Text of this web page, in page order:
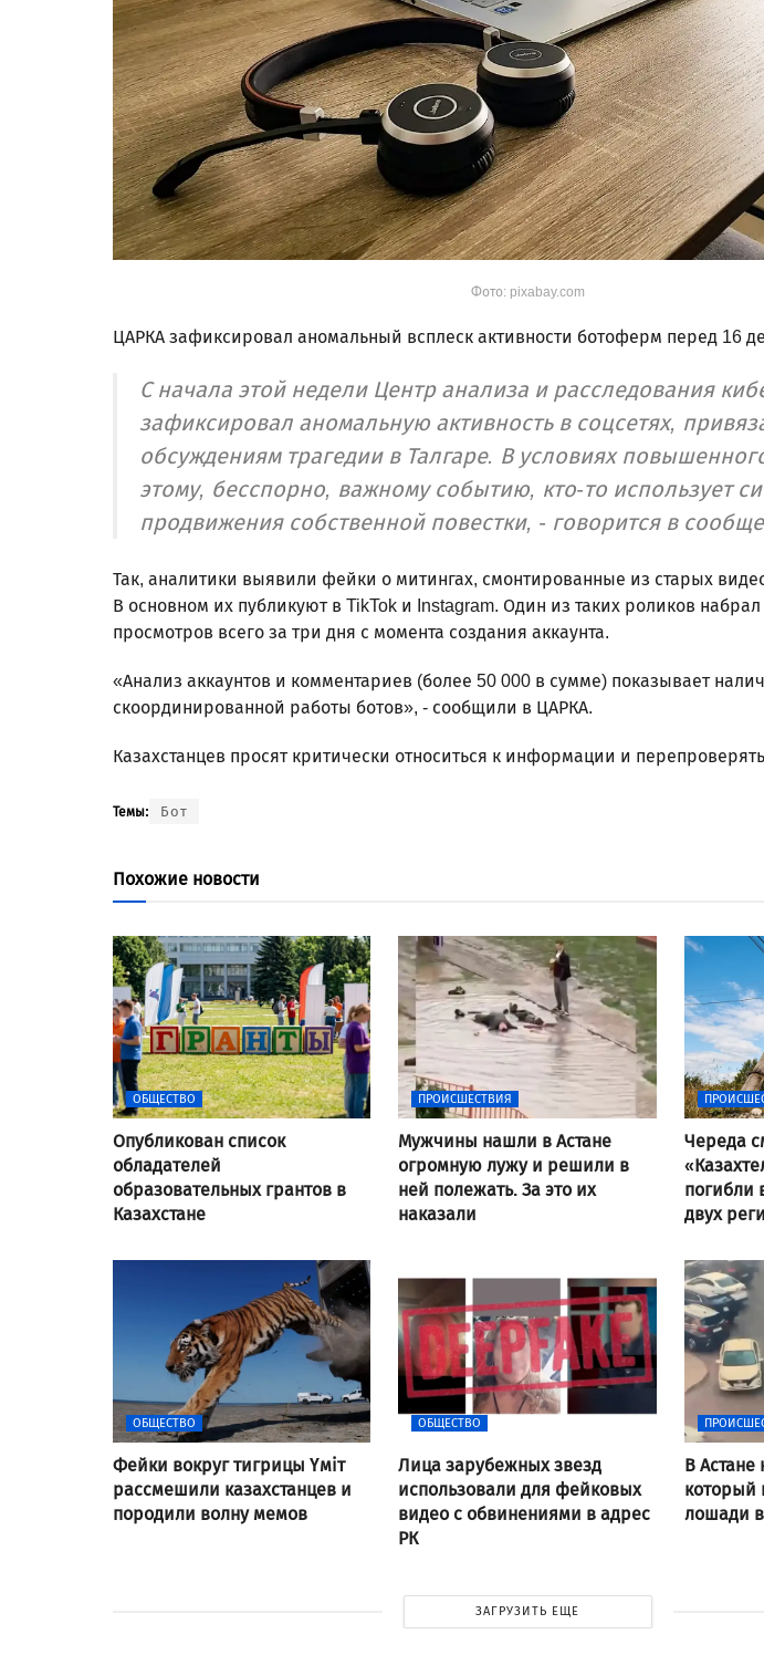
Фото: pixabay.com
ЦАРКА зафиксировал аномальный всплеск активности ботоферм перед 16
С начала этой недели Центр анализа и расследования
зафиксировал аномальную активность в соцсетях,
обсуждениям трагедии в Талгаре. В условиях
этому, бесспорно, важному событию, кто-то использует
продвижения собственной повестки, - говорится в
Так, аналитики выявили фейки о митингах, смонтированные из старых
В основном их публикуют в TikTok и Instagram. Один из таких роликов
просмотров всего за три дня с момента создания аккаунта.
«Анализ аккаунтов и комментариев (более 50 000 в сумме) показывает
скоординированной работы ботов», - сообщили в ЦАРКА.
Казахстанцев просят критически относиться к информации и
Темы: Бот
Похожие новости
ОБЩЕСТВО
Опубликован список
обладателей
образовательных грантов в
Казахстане
ПРОИСШЕСТВИЯ
Мужчины нашли в Астане
огромную лужу и решили в
ней полежать. За это их
наказали
Череда
погибли
двух
ОБЩЕСТВО
Фейки вокруг тигрицы Үміт
рассмешили казахстанцев и
породили волну мемов
ОБЩЕСТВО
Лица зарубежных звезд
использовали для фейковых
видео с обвинениями в адрес
РК
В Астане
который
лошади
ЗАГРУЗИТЬ ЕЩЕ